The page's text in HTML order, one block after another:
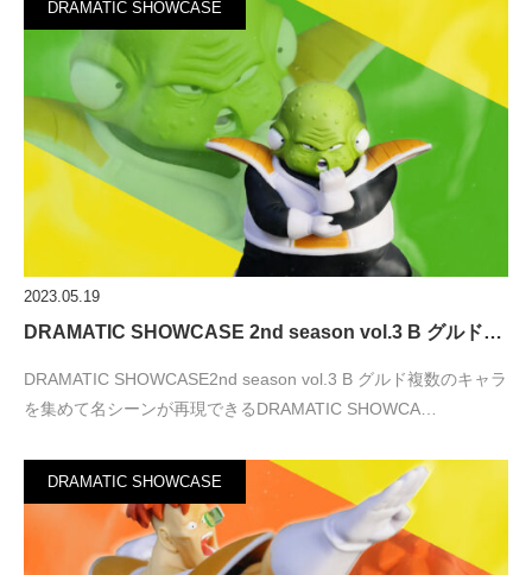
DRAMATIC SHOWCASE
2023.05.19
DRAMATIC SHOWCASE 2nd season vol.3 B グルド…
DRAMATIC SHOWCASE2nd season vol.3 B グルド複数のキャラ
を集めて名シーンが再現できるDRAMATIC SHOWCA…
DRAMATIC SHOWCASE